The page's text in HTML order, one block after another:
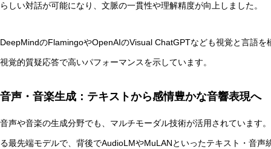
らしい対話が可能になり、文脈の一貫性や理解精度が向上しました。
DeepMindのFlamingoやOpenAIのVisual ChatGPTなども視覚と言語
視覚的質疑応答で高いパフォーマンスを示しています。
音声・音楽生成：テキストから感情豊かな音響表現へ
音声や音楽の生成分野でも、マルチモーダル技術が活用されています
る最先端モデルで、背後でAudioLMやMuLANといったテキスト・音声